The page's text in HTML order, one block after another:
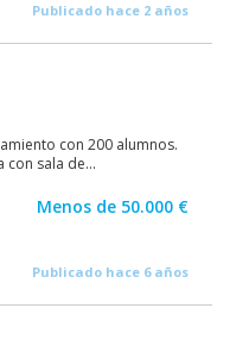
Publicado hace 2 años
con 200 alumnos.
con sala de...
Menos de 50.000 €
Publicado hace 6 años